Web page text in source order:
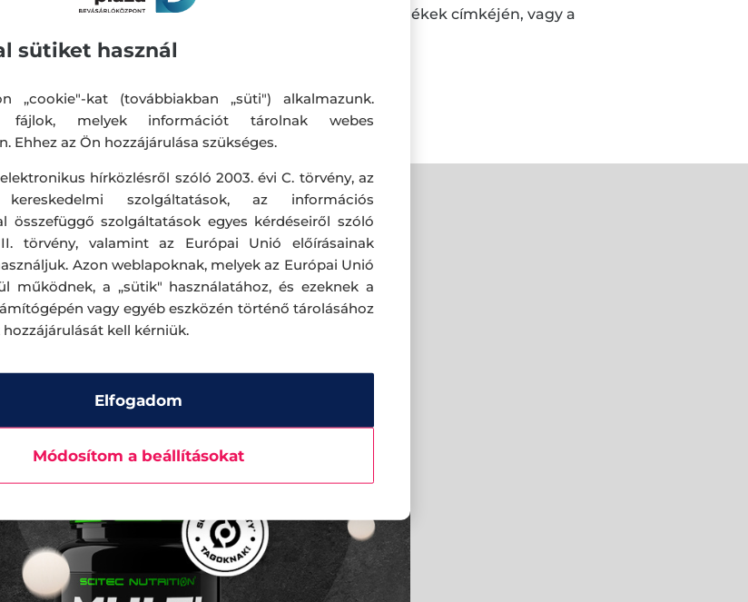
megkezdése előtt minden esetben olvasd el a termékek címkéjén, vagy a
és figyelmeztetéseket!
sütiket használ
„cookie"-kat (továbbiakban „süti") alkalmazunk.
fájlok, melyek információt tárolnak webes
Ehhez az Ön hozzájárulása szükséges.
hírközlésről szóló 2003. évi C. törvény, az
kereskedelmi szolgáltatások, az információs
összefüggő szolgáltatások egyes kérdéseiről szóló
törvény, valamint az Európai Unió előírásainak
Azon weblapoknak, melyek az Európai Unió
működnek, a „sütik" használatához, és ezeknek a
vagy egyéb eszközén történő tárolásához
kell kérniük.
Elfogadom
Módosítom a beállításokat